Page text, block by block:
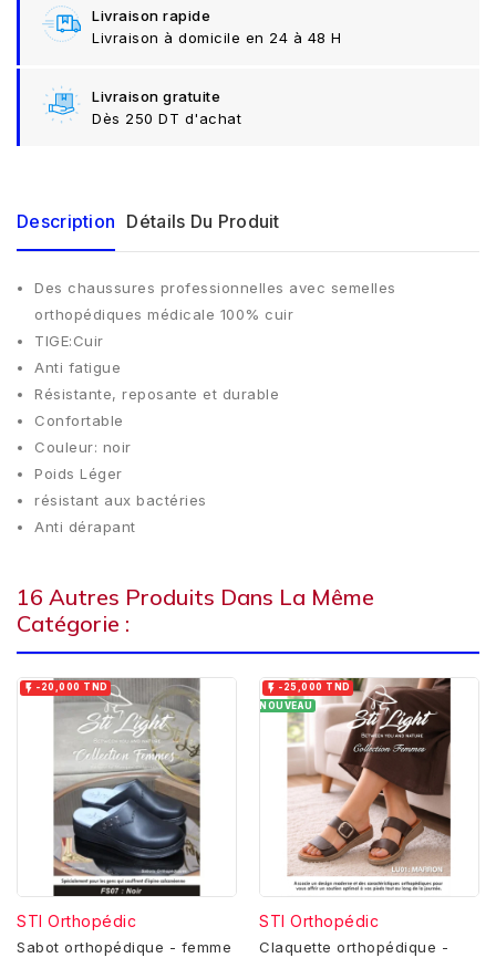
Livraison rapide
Livraison à domicile en 24 à 48 H
Livraison gratuite
Dès 250 DT d'achat
Description Détails Du Produit
Des chaussures professionnelles avec semelles
orthopédiques médicale 100% cuir
TIGE:Cuir
Anti fatigue
Résistante, reposante et durable
Confortable
Couleur: noir
Poids Léger
résistant aux bactéries
Anti dérapant
16 Autres Produits Dans La Même
Catégorie :
 -20,000 TND
STI Orthopédic
Sabot orthopédique - femme
 -25,000 TND
NOUVEAU
STI Orthopédic
Claquette orthopédique -